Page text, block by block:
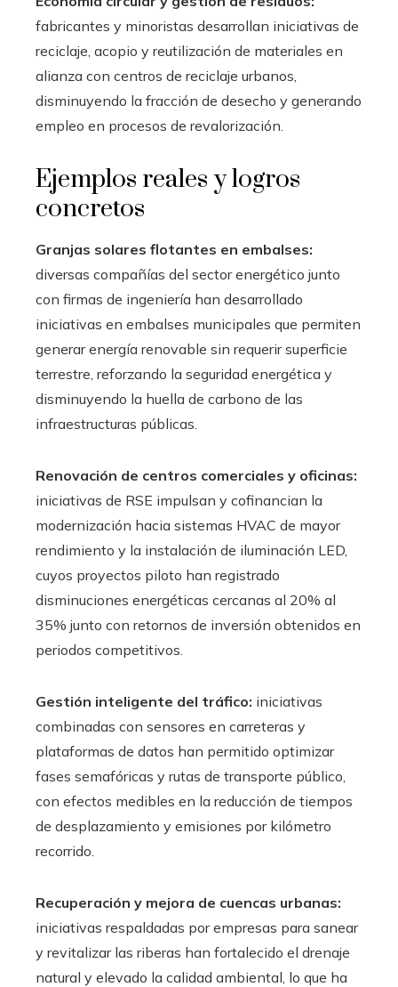
fabricantes y minoristas desarrollan iniciativas de
reciclaje, acopio y reutilización de materiales en
alianza con centros de reciclaje urbanos,
disminuyendo la fracción de desecho y generando
empleo en procesos de revalorización.
Ejemplos reales y logros
concretos
Granjas solares flotantes en embalses:
diversas compañías del sector energético junto
con firmas de ingeniería han desarrollado
iniciativas en embalses municipales que permiten
generar energía renovable sin requerir superficie
terrestre, reforzando la seguridad energética y
disminuyendo la huella de carbono de las
infraestructuras públicas.
Renovación de centros comerciales y oficinas:
iniciativas de RSE impulsan y cofinancian la
modernización hacia sistemas HVAC de mayor
rendimiento y la instalación de iluminación LED,
cuyos proyectos piloto han registrado
disminuciones energéticas cercanas al 20% al
35% junto con retornos de inversión obtenidos en
periodos competitivos.
Gestión inteligente del tráfico: iniciativas
combinadas con sensores en carreteras y
plataformas de datos han permitido optimizar
fases semafóricas y rutas de transporte público,
con efectos medibles en la reducción de tiempos
de desplazamiento y emisiones por kilómetro
recorrido.
Recuperación y mejora de cuencas urbanas:
iniciativas respaldadas por empresas para sanear
y revitalizar las riberas han fortalecido el drenaje
natural y elevado la calidad ambiental, lo que ha